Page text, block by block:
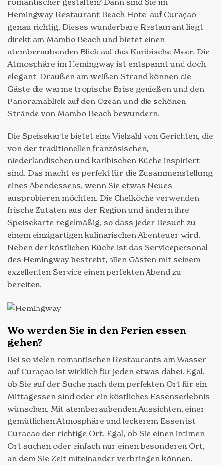
Hemingway Restaurant Beach Hotel auf Curaçao
genau richtig. Dieses wunderbare Restaurant liegt
direkt am Mambo Beach und bietet einen
atemberaubenden Blick auf das Karibische Meer. Die
Atmosphäre im Hemingway ist entspannt und doch
elegant. Draußen am weißen Strand können die
Gäste die warme tropische Brise genießen und den
Panoramablick auf den Ozean und die schönen
Strände von Mambo Beach bewundern.
Die Speisekarte bietet eine Vielzahl von Gerichten, die
von der traditionellen französischen,
niederländischen und karibischen Küche inspiriert
sind. Das macht es perfekt für die Zusammenstellung
eines Abendessens, wenn Sie etwas Neues
ausprobieren möchten. Die Chefköche verwenden
frische Zutaten aus der Region und ändern ihre
Speisekarte regelmäßig, so dass jeder Besuch zu
einem einzigartigen kulinarischen Abenteuer wird.
Neben der köstlichen Küche ist das Servicepersonal
des Hemingway bestrebt, allen Gästen mit seinem
exzellenten Service einen perfekten Abend zu
bereiten.
Wo werden Sie in den Ferien essen
gehen?
Bei so vielen romantischen Restaurants am Wasser
auf Curaçao ist wirklich für jeden etwas dabei. Egal,
ob Sie auf der Suche nach dem perfekten Ort für ein
Mittagessen sind oder ein köstliches Essenserlebnis
wünschen. Mit atemberaubenden Aussichten, einer
gemütlichen Atmosphäre und leckerem Essen ist
Curacao der richtige Ort. Egal, ob Sie einen intimen
Ort suchen oder einfach nur einen besonderen Ort,
an dem Sie Zeit miteinander verbringen können.